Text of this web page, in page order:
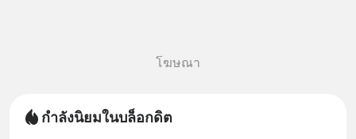
โฆษณา
กำลังนิยมในบล็อกดิต